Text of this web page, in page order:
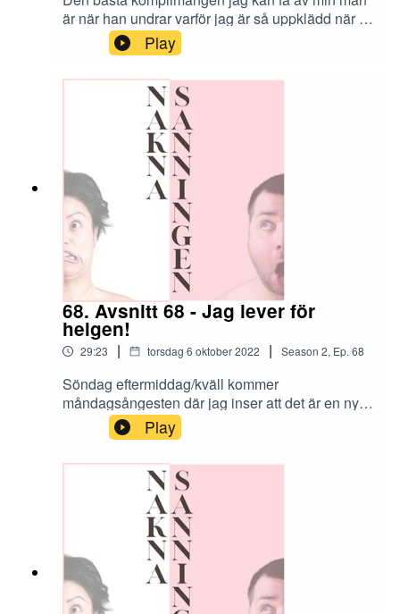
är när han undrar varför jag är så uppklädd när vi
“bara” ska på fotbollsaktivteter. Jag vill visa upp
mig, få min man att se vilken kvinna jag är, känna
mig sexig och snygg, för honom och mig själv.
Sen skadar ju det inte att andra kanske tänker,
"lyckos honom som har henne vid sin sida."
Play
68. Avsnitt 68 - Jag lever för
helgen!
29:23 | torsdag 6 oktober 2022 | Season 2, Ep. 68
Söndag eftermiddag/kväll kommer
måndagsångesten där jag inser att det är en ny
vecka men jobb. Samma gamla vanliga jobb. Jag
jobbar bara för att få lön, mat på bordet, tak över
huvudet och pengar för att leva på helgerna. Gör
inte du de också?
Play